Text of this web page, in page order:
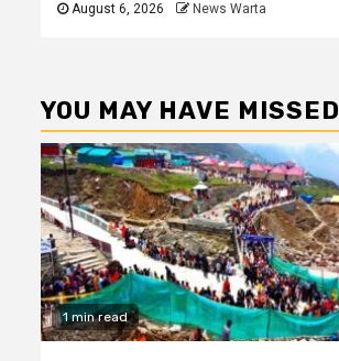
August 6, 2026 News Warta
YOU MAY HAVE MISSED
1 min read